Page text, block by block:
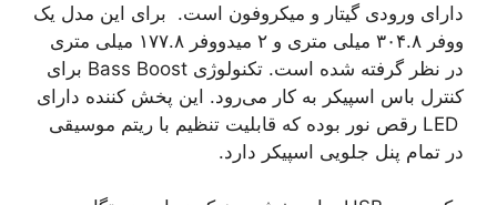
دارای ورودی گیتار و میکروفون است. برای این مدل یک
ووفر ۳۰۴.۸ میلی متری و ۲ میدووفر ۱۷۷.۸ میلی متری
در نظر گرفته شده است. تکنولوژی Bass Boost برای
کنترل باس اسپیکر به کار می‌رود. این پخش کننده دارای
LED رقص نور بوده که قابلیت تنظیم با ریتم موسیقی
در تمام پنل جلویی اسپیکر دارد.